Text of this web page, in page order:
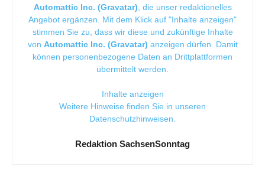
Automattic Inc. (Gravatar) , die unser redaktionelles
Angebot ergänzen. Mit dem Klick auf "Inhalte anzeigen"
stimmen Sie zu, dass wir diese und zukünftige Inhalte
von Automattic Inc. (Gravatar) anzeigen dürfen. Damit
können personenbezogene Daten an Drittplattformen
übermittelt werden.
Inhalte anzeigen
Weitere Hinweise finden Sie in unseren
Datenschutzhinweisen
Redaktion SachsenSonntag